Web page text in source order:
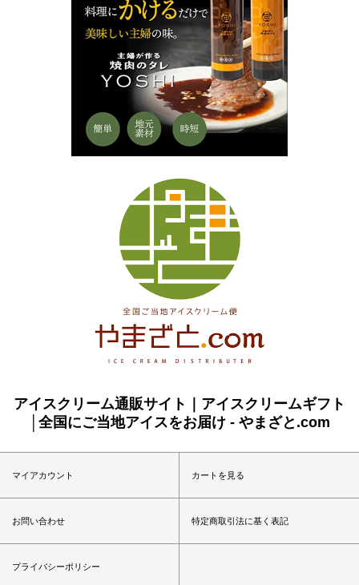
アイスクリーム通販サイト｜アイスクリームギフト
│全国にご当地アイスをお届け - やまざと.com
マイアカウント カートを見る
お問い合わせ 特定商取引法に基く表記
プライバシーポリシー